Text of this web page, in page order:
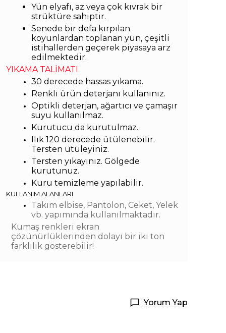
Yün elyafı, az veya çok kıvrak bir
strüktüre sahiptir.
Senede bir defa kırpılan
koyunlardan toplanan yün, çeşitli
istihallerden geçerek piyasaya arz
edilmektedir.
YIKAMA TALİMATI
30 derecede hassas yıkama.
Renkli ürün deterjanı kullanınız.
Optikli deterjan, ağartıcı ve çamaşır
suyu kullanılmaz.
Kurutucu da kurutulmaz.
Ilık 120 derecede ütülenebilir.
Tersten ütüleyiniz.
Tersten yıkayınız. Gölgede
kurutunuz.
Kuru temizleme yapılabilir.
KULLANIM ALANLARI
Takım elbise, Pantolon, Ceket, Yelek
vb. yapımında kullanılmaktadır.
Kumaş renkleri ekran
çözünürlüklerinden dolayı bir iki ton
farklılık gösterebilir!
Yorum Yap